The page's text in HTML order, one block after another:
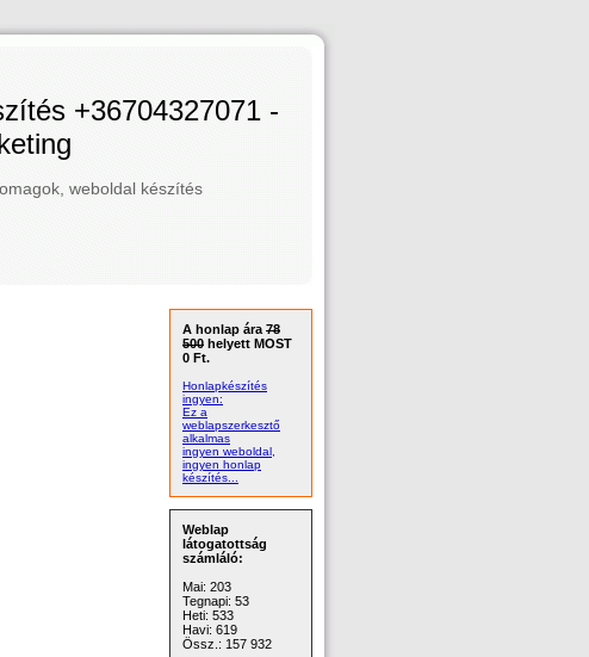
+36704327071 -
weboldal készítés
A honlap ára 78
500 helyett MOST
0 Ft.
Honlapkészítés
ingyen:
Ez a
weblapszerkesztő
alkalmas
ingyen weboldal,
ingyen honlap
készítés...
Weblap
látogatottság
számláló:
Mai: 203
Tegnapi: 53
Heti: 533
Havi: 619
Össz.: 157 932